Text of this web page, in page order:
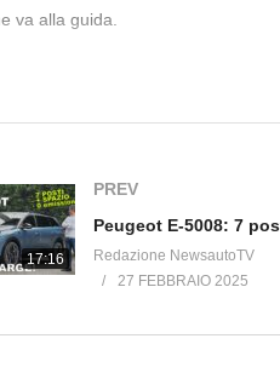
va alla guida.
Prova su strada
17:16
PREV
Redazione NewsautoTV
27 FEBBRAIO 2025